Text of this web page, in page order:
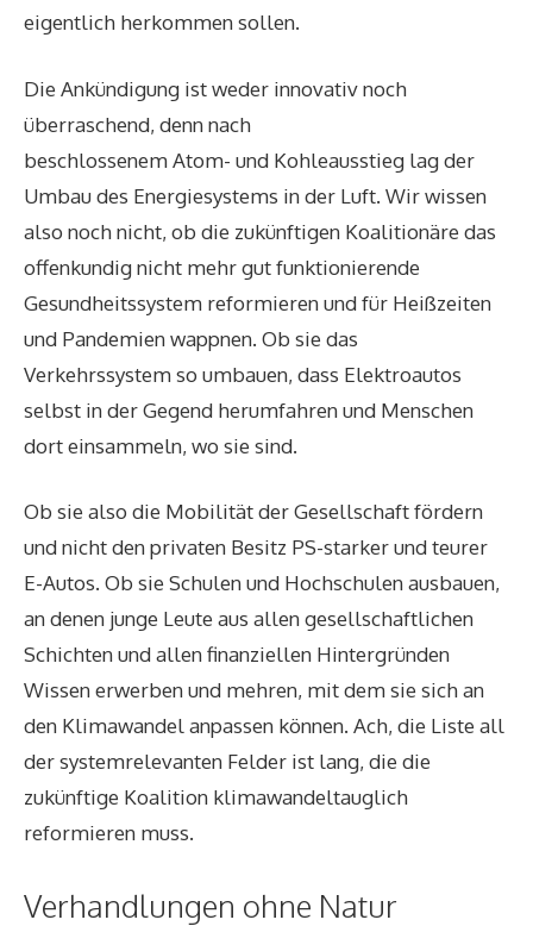
eigentlich herkommen sollen.
Die Ankündigung ist weder innovativ noch
überraschend, denn nach
beschlossenemAtom- und Kohleausstieg lag der
Umbau des Energiesystems in der Luft. Wir wissen
also noch nicht, ob die zukünftigen Koalitionäre das
offenkundig nicht mehr gut funktionierende
Gesundheitssystem reformieren und für Heißzeiten
und Pandemien wappnen. Ob sie das
Verkehrssystem so umbauen, dass Elektroautos
selbst in der Gegend herumfahren und Menschen
dort einsammeln, wo sie sind.
Ob sie also die Mobilität der Gesellschaft fördern
und nicht den privaten Besitz PS-starker und teurer
E-Autos. Ob sie Schulen und Hochschulen ausbauen,
an denen junge Leute aus allen gesellschaftlichen
Schichten und allen finanziellen Hintergründen
Wissen erwerben und mehren, mit dem sie sich an
den Klimawandel anpassen können. Ach, die Liste all
der systemrelevanten Felder ist lang, die die
zukünftige Koalition klimawandeltauglich
reformieren muss.
Verhandlungen ohne Natur